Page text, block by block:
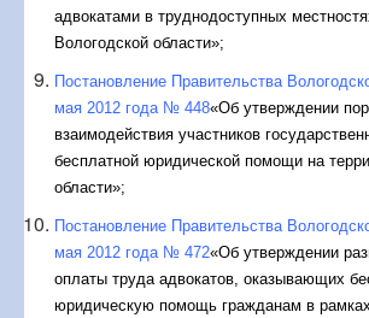
адвокатами в труднодоступных
Вологод­ской области»;
Постановление Правительства
мая 2012 года № 448«Об утверждении
взаимодействия участников
бесплатной юридической помощи на
области»;
Постановление Правительства
мая 2012 года № 472«Об утверждении
оплаты труда адвокатов, оказывающих
юридическую помощь гражданам в